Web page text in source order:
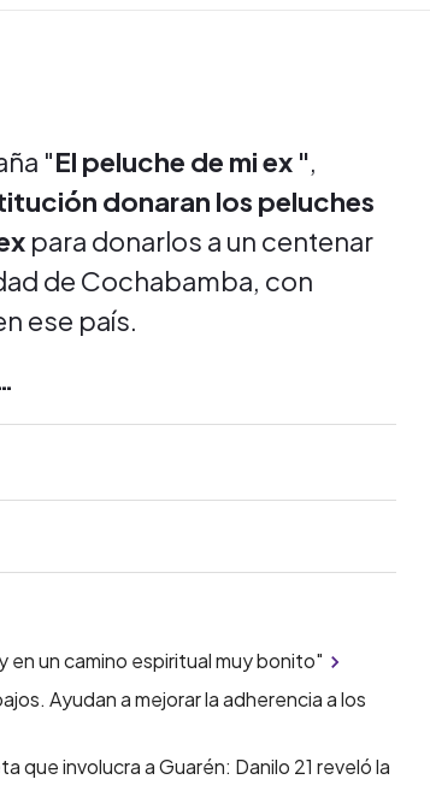
"El peluche de mi ex ",
donaran los peluches
para donarlos a un centenar
de Cochabamba, con
ese país.
un camino espiritual muy bonito"
Ayudan a mejorar la adherencia a los
que involucra a Guarén: Danilo 21 reveló la